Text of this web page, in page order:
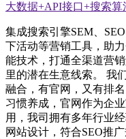
大数据+API接口+搜索算
集成搜索引擎SEM、
下活动等营销工具，助
能技术，打通全渠道营
里的潜在生意线索。 我
融合，有官网，又有排
习惯养成，官网作为企
用，我司拥有多年行业
网站设计，符合SEO推